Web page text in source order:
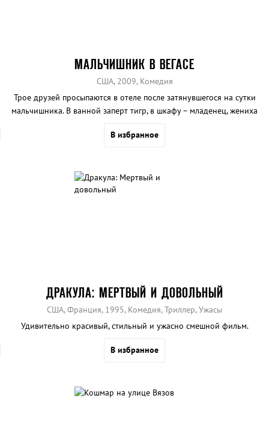
МАЛЬЧИШНИК В ВЕГАСЕ
США, 2009, Комедия
Трое друзей просыпаются в отеле после затянувшегося на сутки
мальчишника. В ванной заперт тигр, в шкафу – младенец, жениха
В избранное
ДРАКУЛА: МЕРТВЫЙ И ДОВОЛЬНЫЙ
США, Франция, 1995, Комедия, Триллер, Ужасы
Удивительно красивый, стильный и ужасно смешной фильм.
В избранное